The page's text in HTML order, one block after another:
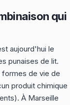
qui
aujourd'hui le
punaises de lit.
formes de vie de
produit chimique
À Marseille